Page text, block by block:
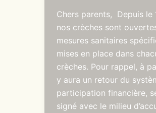
Chers parents, Depuis le
nos crèches sont
mesures sanitaires
mises en place dans
crèches. Pour rappel, à
y aura un retour du
participation financière,
signé avec le milieu